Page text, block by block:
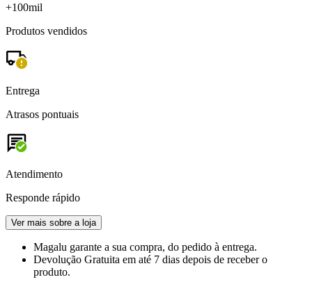
+100mil
Produtos vendidos
Entrega
Atrasos pontuais
Atendimento
Responde rápido
Ver mais sobre a loja
Magalu garante a sua compra, do pedido à entrega.
Devolução Gratuita em até 7 dias depois de receber o
produto.